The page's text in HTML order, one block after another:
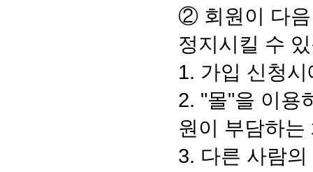
② 회원이 다음
정지시킬 수
1. 가입 신청
2. "몰"을 이용
원이 부담하
3. 다른 사람